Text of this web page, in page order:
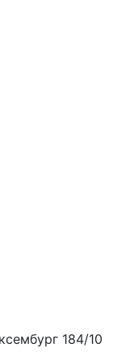
184/10